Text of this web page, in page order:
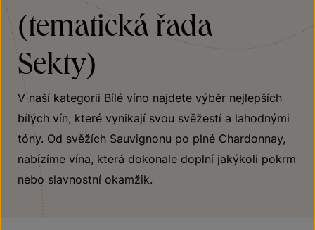
(tematická řada
Sekty)
V naší kategorii Bílé víno najdete výběr nejlepších
bílých vín, které vynikají svou svěžestí a lahodnými
tóny. Od svěžích Sauvignonu po plné Chardonnay,
nabízíme vína, která dokonale doplní jakýkoli pokrm
nebo slavnostní okamžik.